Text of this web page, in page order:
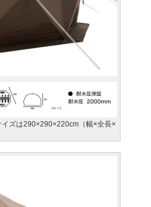
ズは290×290×220cm（幅×全長×